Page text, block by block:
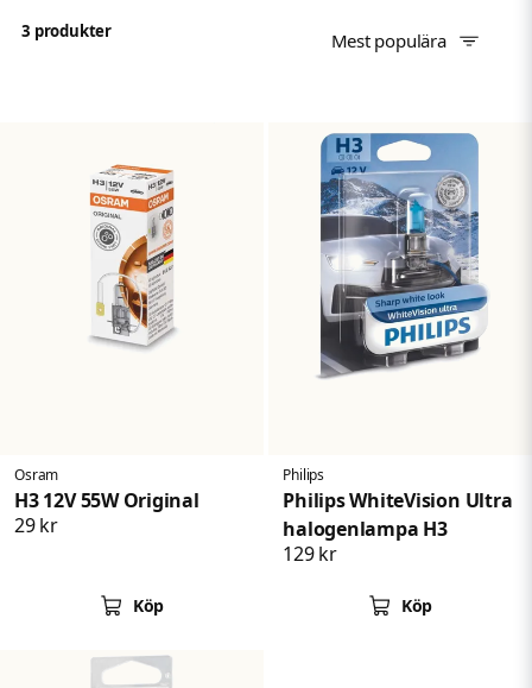
3 produkter Mest populära
Osram
H3 12V 55W Original
29 kr
Köp
Philips
Philips WhiteVision Ultra
halogenlampa H3
129 kr
Köp